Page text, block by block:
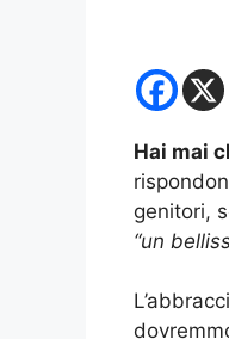
Hai mai
genitori,
“un